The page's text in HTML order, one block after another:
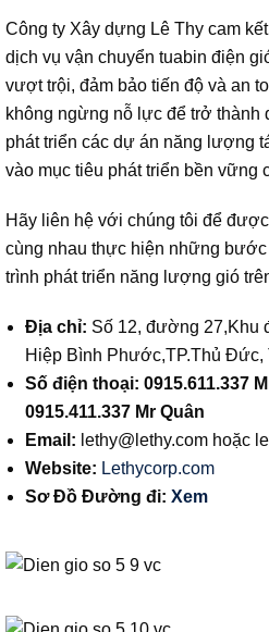
Công ty Xây dựng Lê Thy cam
dịch vụ vận chuyển tuabin điện
vượt trội, đảm bảo tiến độ và an
không ngừng nỗ lực để trở thành
phát triển các dự án năng lượng
vào mục tiêu phát triển bền vững
Hãy liên hệ với chúng tôi để
cùng nhau thực hiện những bước
trình phát triển năng lượng gió
Địa chỉ: Số 12, đường 27,Khu
Hiệp Bình Phước,TP.Thủ Đức,
Số điện thoại: 0915.611.337
0915.411.337 Mr Quân
Email: lethy@lethy.com hoặc
Website: Lethycorp.com
Sơ Đồ Đường đi: Xem